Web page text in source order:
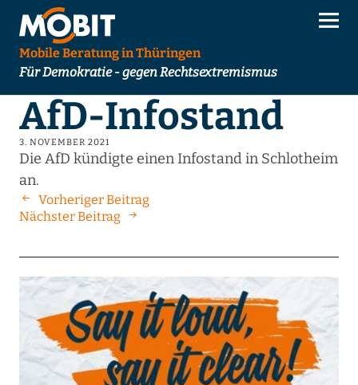
Mobile Beratung in Thüringen
Für Demokratie - gegen Rechtsextremismus
AfD-Infostand
3. NOVEMBER 2021
Die AfD kündigte einen Infostand in Schlotheim
an.
Vorheriger Beitrag
Nächster Beitrag